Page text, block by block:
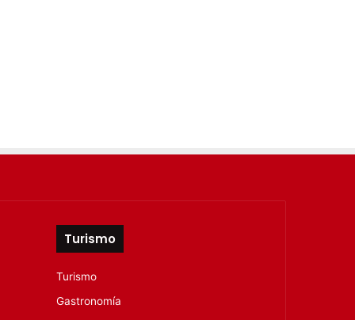
Turismo
Turismo
Gastronomía